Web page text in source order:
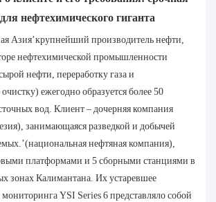
нефтехимического гиганта
Азия’крупнейший производитель нефти,
нефтехимической промышленности
нефти, переработку газа и
ежегодно образуется более 50
вод. Клиент – дочерняя компания
занимающаяся разведкой и добычей
нефтяная компания),
платформами и 5 сборными станциями в
зонах Калимантана. Их устаревшее
YSI Series 6 представляло собой